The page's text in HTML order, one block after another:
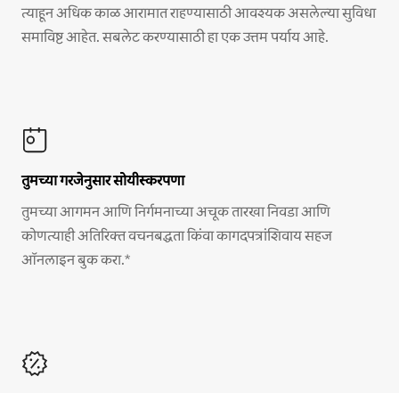
त्याहून अधिक काळ आरामात राहण्यासाठी आवश्यक असलेल्या सुविधा
समाविष्ट आहेत. सबलेट करण्यासाठी हा एक उत्तम पर्याय आहे.
तुमच्या गरजेनुसार सोयीस्करपणा
तुमच्या आगमन आणि निर्गमनाच्या अचूक तारखा निवडा आणि
कोणत्याही अतिरिक्त वचनबद्धता किंवा कागदपत्रांशिवाय सहज
ऑनलाइन बुक करा.*